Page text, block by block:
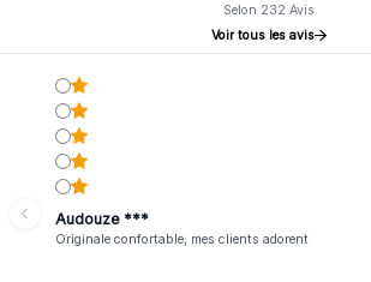
Selon 232 Avis
Voir tous les avis
Audouze ***
Originale confortable, mes clients adorent